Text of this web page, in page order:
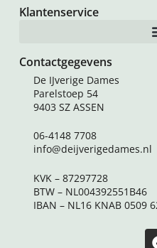
Klantenservice
Contactgegevens
De IJverige Dames
Parelstoep 54
9403 SZ ASSEN
06-4148 7708
info@deijverigedames.nl
KVK – 87297728
BTW – NL004392551B46
IBAN – NL16 KNAB 0509